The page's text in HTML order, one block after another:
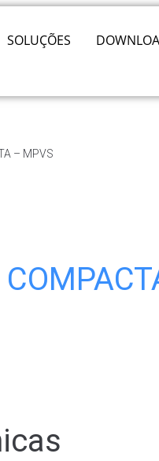
SOLUÇÕES
– MPVS